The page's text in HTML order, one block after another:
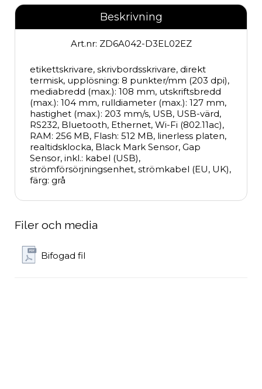
Beskrivning
Art.nr: ZD6A042-D3EL02EZ
etikettskrivare, skrivbordsskrivare, direkt
termisk, upplösning: 8 punkter/mm (203 dpi),
mediabredd (max.): 108 mm, utskriftsbredd
(max.): 104 mm, rulldiameter (max.): 127 mm,
hastighet (max.): 203 mm/s, USB, USB-värd,
RS232, Bluetooth, Ethernet, Wi-Fi (802.11ac),
RAM: 256 MB, Flash: 512 MB, linerless platen,
realtidsklocka, Black Mark Sensor, Gap
Sensor, inkl.: kabel (USB),
strömförsörjningsenhet, strömkabel (EU, UK),
färg: grå
Filer och media
Bifogad fil